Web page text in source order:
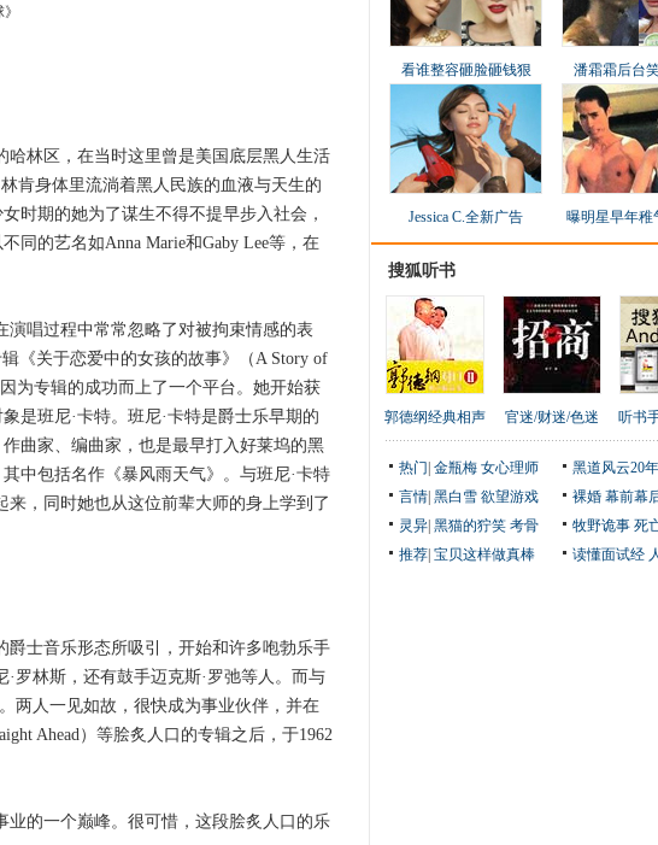
林区，在当时这里曾是美国底层黑人生活
肯身体里流淌着黑人民族的血液与天生的
时期的她为了谋生不得不提早步入社会，
同的艺名如Anna Marie和Gaby Lee等，在
唱过程中常常忽略了对被拘束情感的表
《关于恋爱中的女孩的故事》（A Story of
为专辑的成功而上了一个平台。她开始获
是班尼·卡特。班尼·卡特是爵士乐早期的
曲家、编曲家，也是最早打入好莱坞的黑
中包括名作《暴风雨天气》。与班尼·卡特
，同时她也从这位前辈大师的身上学到了
士音乐形态所吸引，开始和许多咆勃乐手
罗林斯，还有鼓手迈克斯·罗弛等人。而与
两人一见如故，很快成为事业伙伴，并在
Ahead）等脍炙人口的专辑之后，于1962
的一个巅峰。很可惜，这段脍炙人口的乐
看谁整容砸脸砸钱狠 潘霜霜后台
Jessica C.全新广告 曝明星早年稚
搜狐听书
郭德纲经典相声 官迷/财迷/色迷 听书
热门 金瓶梅 女心理师 黑道风云20年
言情 黑白雪 欲望游戏 裸婚 幕前幕
灵异 黑猫的狞笑 考骨 牧野诡事 死
推荐 宝贝这样做真棒 读懂面试经